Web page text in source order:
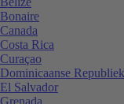
Bonaire
Canada
Costa Rica
Curaçao
Dominicaanse Republiek
El Salvador
Grenada